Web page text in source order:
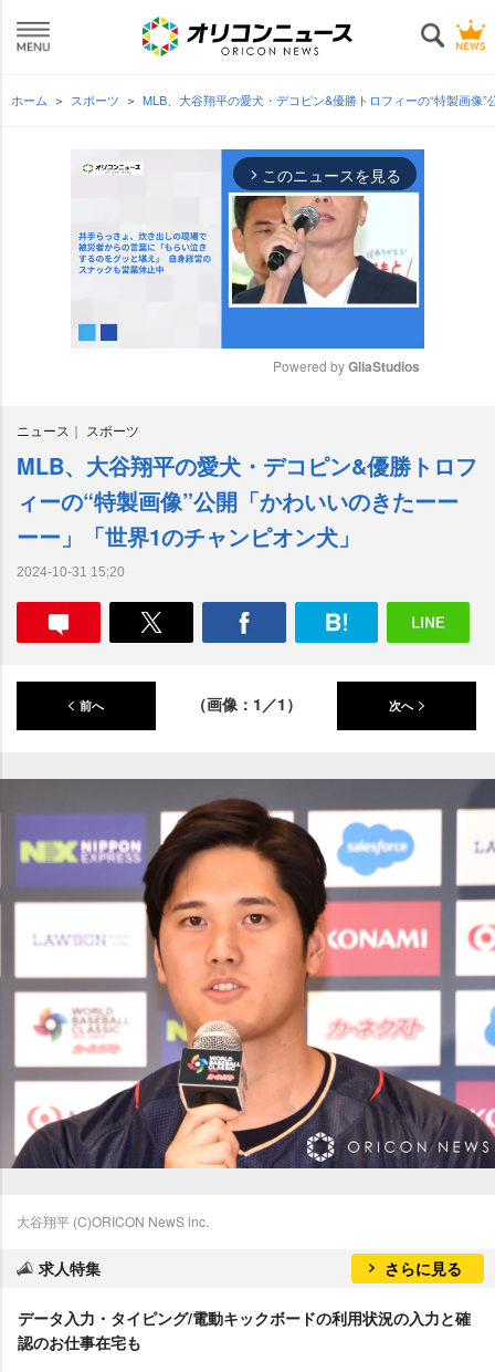
ホーム スポーツ MLB、大谷翔平の愛犬・デコピン&優勝トロフィーの“特製画
arrow_forward_ios このニュースを見る
e
Powered by GliaStudios
ニュース スポーツ
MLB、大谷翔平の愛犬・デコピン&優勝トロフ
ィーの“特製画像”公開「かわいいのきたーー
ーー」「世界1のチャンピオン犬」
2024-10-31 15:20
前へ （画像：1／1） 次へ
大谷翔平 (C)ORICON NewS inc.
求人特集 さらに見る
データ入力・タイピング/電動キックボードの利用状況の入力と確
認のお仕事在宅も